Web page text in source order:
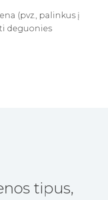
(pvz., palinkus į
deguonies
tipus,